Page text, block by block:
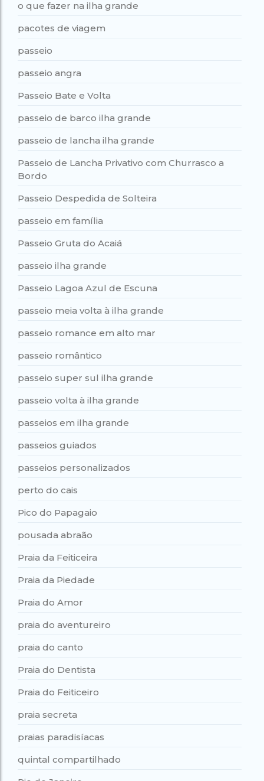
o que fazer na ilha grande
pacotes de viagem
passeio
passeio angra
Passeio Bate e Volta
passeio de barco ilha grande
passeio de lancha ilha grande
Passeio de Lancha Privativo com Churrasco a
Bordo
Passeio Despedida de Solteira
passeio em família
Passeio Gruta do Acaiá
passeio ilha grande
Passeio Lagoa Azul de Escuna
passeio meia volta à ilha grande
passeio romance em alto mar
passeio romântico
passeio super sul ilha grande
passeio volta à ilha grande
passeios em ilha grande
passeios guiados
passeios personalizados
perto do cais
Pico do Papagaio
pousada abraão
Praia da Feiticeira
Praia da Piedade
Praia do Amor
praia do aventureiro
praia do canto
Praia do Dentista
Praia do Feiticeiro
praia secreta
praias paradisíacas
quintal compartilhado